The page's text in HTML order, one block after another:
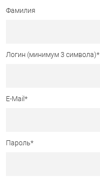
Фамилия
Логин (минимум 3 символа)*
E-Mail *
Пароль*